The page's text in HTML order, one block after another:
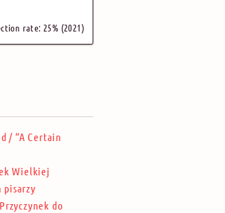
rate: 25% (2021)
/ “A Certain
Wielkiej
pisarzy
do